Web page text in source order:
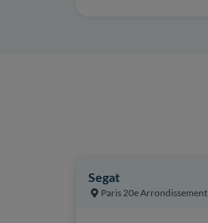
Segat
Paris 20e Arrondissement